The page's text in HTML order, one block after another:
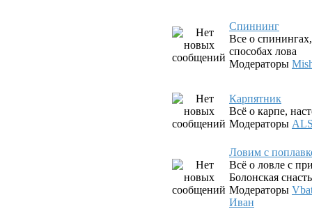
Спиннинг
Все о
способах лова
Модераторы
Карпятник
Всё о карпе,
Модераторы
Ловим с
Всё о ловле с
Болонская
Модераторы
Иван